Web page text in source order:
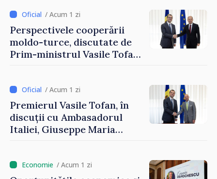
Reuniune la Moghiliov-
Podolsk
/ Acum 1 zi
Perspectivele cooperării
moldo-turce, discutate de
Prim-ministrul Vasile Tofan
/ Acum 1 zi
Premierul Vasile Tofan, în
discuții cu Ambasadorul
Italiei, Giuseppe Maria
/ Acum 1 zi